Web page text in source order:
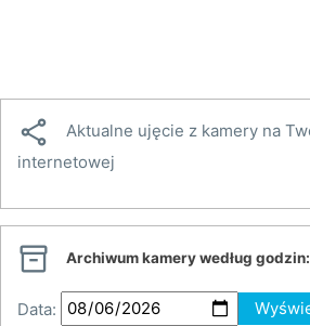

Aktualne ujęcie z kamery na
internetowej
 Archiwum kamery według godzin:
Data: